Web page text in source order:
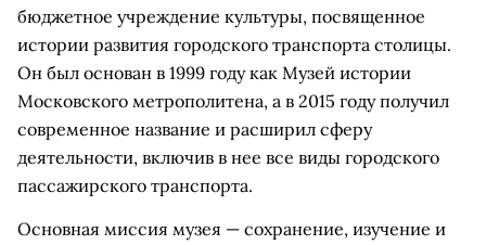
бюджетное учреждение культуры, посвященное
истории развития городского транспорта столицы.
Он был основан в 1999 году как Музей истории
Московского метрополитена, а в 2015 году получил
современное название и расширил сферу
деятельности, включив в нее все виды городского
пассажирского транспорта.
Основная миссия музея — сохранение, изучение и